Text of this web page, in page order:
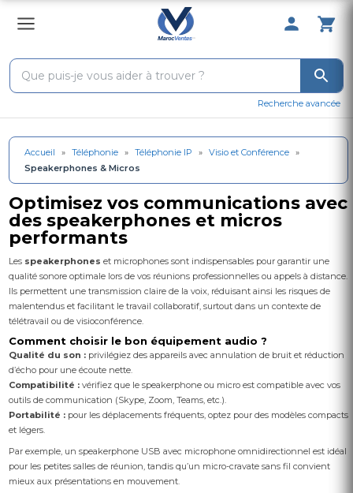
0 Produit
Recherche avancée
Accueil » Téléphonie » Téléphonie IP » Visio et Conférence »
Speakerphones & Micros
Optimisez vos communications avec
des speakerphones et micros
performants
Les speakerphones et microphones sont indispensables pour garantir une
qualité sonore optimale lors de vos réunions professionnelles ou appels à distance.
Ils permettent une transmission claire de la voix, réduisant ainsi les risques de
malentendus et facilitant le travail collaboratif, surtout dans un contexte de
télétravail ou de visioconférence.
Comment choisir le bon équipement audio ?
Qualité du son : privilégiez des appareils avec annulation de bruit et réduction
d’écho pour une écoute nette.
Compatibilité : vérifiez que le speakerphone ou micro est compatible avec vos
outils de communication (Skype, Zoom, Teams, etc.).
Portabilité : pour les déplacements fréquents, optez pour des modèles compacts
et légers.
Par exemple, un speakerphone USB avec microphone omnidirectionnel est idéal
pour les petites salles de réunion, tandis qu’un micro-cravate sans fil convient
mieux aux présentations en mouvement.